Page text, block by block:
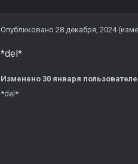
Опубликовано 28 декабря, 2024
*del*
Изменено 30 января
*del*